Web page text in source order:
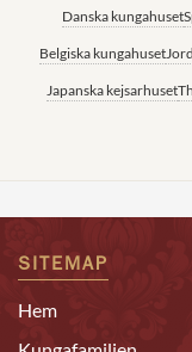
Danska kungahuset
Belgiska kungahuset
Japanska kejsarhuset
SITEMAP
Hem